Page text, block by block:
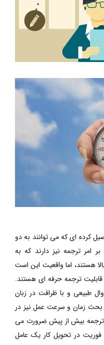
کرده ای که می توانند به دو
امر ترجمه نیز دارند که به
هستند، اما واقعیت این است
قابلیت ترجمه حرفه ای هستند.
طبیعی و با ظرافت در زبان
بحث زمان و سرعت عمل نیز در
ترجمه بیش از پیش ضرورت می
فوریت در تحویل کار یک عامل